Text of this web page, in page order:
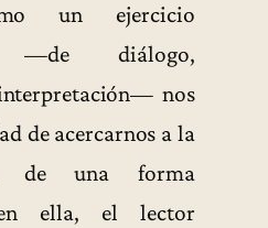
un ejercicio
—de diálogo,
nos
de acercarnos a la
de una forma
ella, el lector